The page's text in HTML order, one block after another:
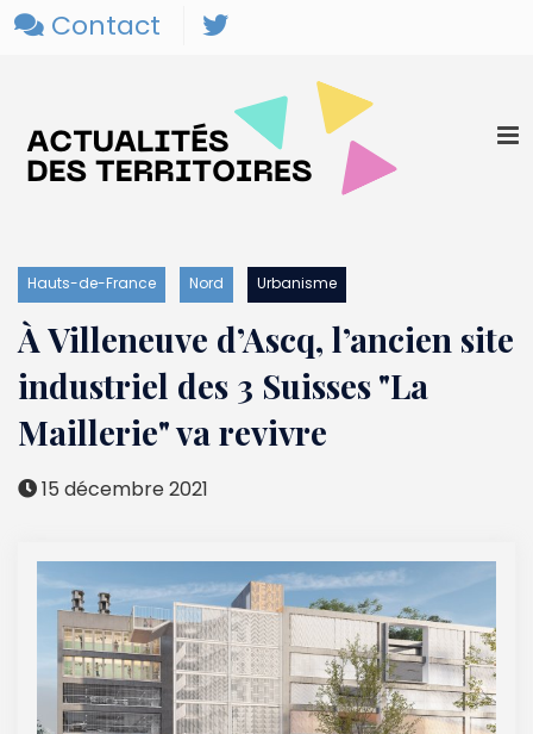
Contact
Hauts-de-France Nord Urbanisme
À Villeneuve d’Ascq, l’ancien site
industriel des 3 Suisses "La
Maillerie" va revivre
15 décembre 2021